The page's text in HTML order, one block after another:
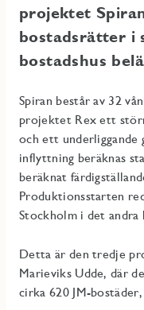
projektet
bostadsrätter i
bostadshus
Spiran består av 32
projektet Rex ett
och ett underliggande
inflyttning beräknas
beräknat
Produktionsstarten
Stockholm i det andra
Detta är den tredje
Marieviks Udde, där
cirka 620 JM-